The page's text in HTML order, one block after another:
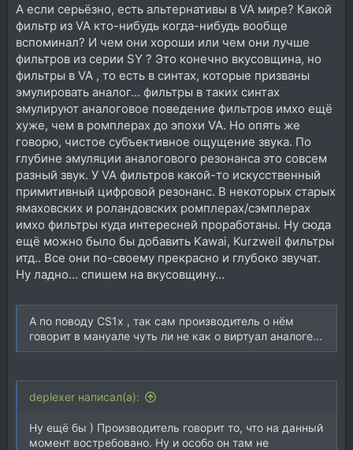
А если серьёзно, есть альтернативы в VA мире? Какой
фильтр из VA кто-нибудь когда-нибудь вообще
вспоминал? И чем они хороши или чем они лучше
фильтров из серии SY ? Это конечно вкусовщина, но
фильтры в VA , то есть в синтах, которые призваны
эмулировать аналог... фильтры в таких синтах
эмулируют аналоговое поведение фильтров имхо ещё
хуже, чем в ромплерах до эпохи VA. Но опять же
говорю, чистое субъективное ощущение звука. По
глубине эмуляции аналогового резонанса это совсем
разный звук. У VA фильтров какой-то искусственный
примитивный цифровой резонанс. В некоторых старых
ямаховских и роландовских ромплерах/сэмплерах
имхо фильтры куда интересней проработаны. Ну сюда
ещё можно было бы добавить Kawai, Kurzweil фильтры
итд.. Все они по-своему прекрасно и глубоко звучат.
Ну ладно... спишем на вкусовщину...
А по поводу CS1x , так сам производитель о нём
говорит в мануале чуть ли не как о виртуал аналоге...
deplexer написал(а):
Ну ещё бы ) Производитель говорит то, что на данный
момент востребовано. Ну и особо он там не